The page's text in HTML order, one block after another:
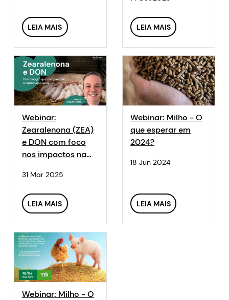
LEIA MAIS
corte moderno
LEIA MAIS
Webinar:
Zearalenona (ZEA)
e DON com foco
nos impactos na
31 Mar 2025
LEIA MAIS
Webinar: Milho - O
que esperar em
2024?
18 Jun 2024
LEIA MAIS
Webinar: Milho - O